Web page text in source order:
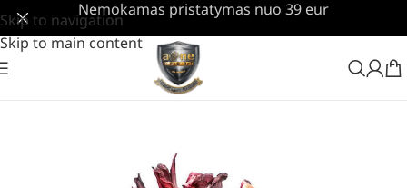
Skip to navigation
Skip to main content
Nemokamas pristatymas nuo 39 eur